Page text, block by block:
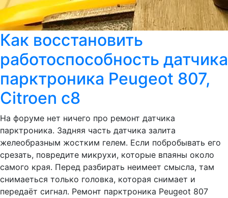
Как восстановить
работоспособность датчика
парктроника Peugeot 807,
Citroen c8
На форуме нет ничего про ремонт датчика
парктроника. Задняя часть датчика залита
желеобразным жостким гелем. Если побробывать его
срезать, повредите микрухи, которые впаяны около
самого края. Перед разбирать неимеет смысла, там
снимаеться только головка, которая снимает и
передаёт сигнал. Ремонт парктроника Peugeot 807